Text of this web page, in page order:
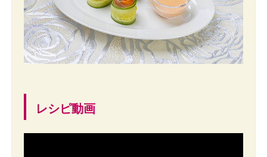
レシピ動画